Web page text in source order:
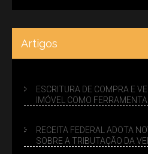
Artigos
ESCRITURA DE COMPRA E
IMÓVEL COMO
RECEITA FEDERAL ADOTA
SOBRE A TRIBUTAÇÃO DA